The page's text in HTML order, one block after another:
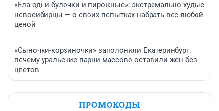
«Ела одни булочки и пирожные»: экстремально худые
новосибирцы — о своих попытках набрать вес любой
ценой
«Сыночки-корзиночки» заполонили Екатеринбург:
почему уральские парни массово оставили жен без
цветов
ПРОМОКОДЫ